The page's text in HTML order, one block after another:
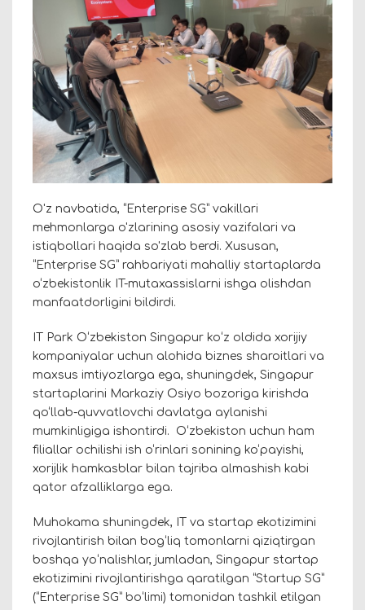
O'z navbatida, “Enterprise SG” vakillari
mehmonlarga o'zlarining asosiy vazifalari va
istiqbollari haqida so'zlab berdi. Xususan,
“Enterprise SG” rahbariyati mahalliy startaplarda
o‘zbekistonlik IT-mutaxassislarni ishga olishdan
manfaatdorligini bildirdi.
IT Park Oʻzbekiston Singapur koʻz oldida xorijiy
kompaniyalar uchun alohida biznes sharoitlari va
maxsus imtiyozlarga ega, shuningdek, Singapur
startaplarini Markaziy Osiyo bozoriga kirishda
qo‘llab-quvvatlovchi davlatga aylanishi
mumkinligiga ishontirdi. O‘zbekiston uchun ham
filiallar ochilishi ish o‘rinlari sonining ko‘payishi,
xorijlik hamkasblar bilan tajriba almashish kabi
qator afzalliklarga ega.
Muhokama shuningdek, IT va startap ekotizimini
rivojlantirish bilan bogʻliq tomonlarni qiziqtirgan
boshqa yoʻnalishlar, jumladan, Singapur startap
ekotizimini rivojlantirishga qaratilgan “Startup SG”
(“Enterprise SG” boʻlimi) tomonidan tashkil etilgan